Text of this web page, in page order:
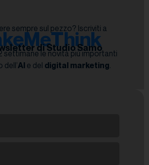
sempre sul pezzo? Iscriviti a
di Studio Samo
settimane le novità più importanti
dell’AI e del digital marketing.